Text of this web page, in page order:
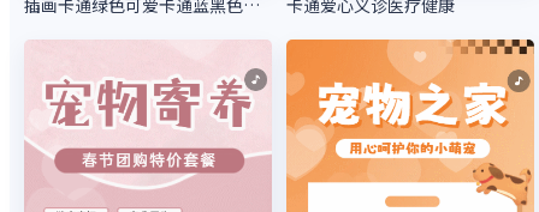
插画卡通绿色可爱卡通蓝黑色吉他培训招生宣传 卡通爱心义诊医疗健康